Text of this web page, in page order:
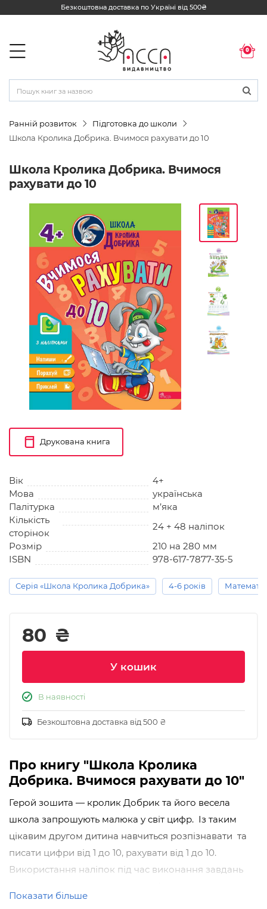
Безкоштовна доставка по Україні від 500₴
0
Ранній розвиток
Підготовка до школи
Школа Кролика Добрика. Вчимося рахувати до 10
Школа Кролика Добрика. Вчимося
рахувати до 10
Друкована книга
Вік
4+
Мова
українська
Палітурка
м’яка
Кількість
сторінок
24 + 48 наліпок
Розмір
210 на 280 мм
ISBN
978-617-7877-35-5
Серія «Школа Кролика Добрика» 4-6 років
80 ₴
У кошик
В наявності
Безкоштовна доставка від 500 ₴
Про книгу "Школа Кролика
Добрика. Вчимося рахувати до 10"
Герой зошита — кролик Добрик та його весела
школа запрошують малюка у світ цифр. Із таким
цікавим другом дитина навчиться розпізнавати та
писати цифри від 1 до 10, рахувати від 1 до 10.
Використання наліпок під час виконання завдань
сприятиме розвитку дрібної моторики.
Показати більше